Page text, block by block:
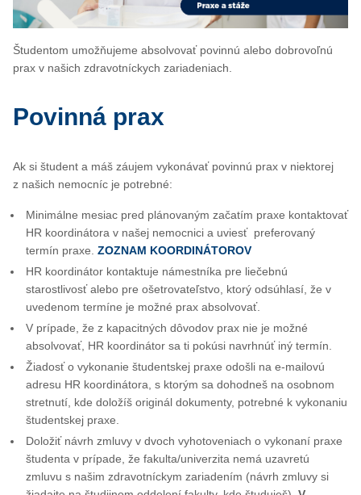
Študentom umožňujeme absolvovať povinnú alebo dobrovoľnú
prax v našich zdravotníckych zariadeniach.
Povinná prax
Ak si študent a máš záujem vykonávať povinnú prax v niektorej
z našich nemocníc je potrebné:
Minimálne mesiac pred plánovaným začatím praxe kontaktovať
HR koordinátora v našej nemocnici a uviesť preferovaný
termín praxe. ZOZNAM KOORDINÁTOROV
HR koordinátor kontaktuje námestníka pre liečebnú
starostlivosť alebo pre ošetrovateľstvo, ktorý odsúhlasí, že v
uvedenom termíne je možné prax absolvovať.
V prípade, že z kapacitných dôvodov prax nie je možné
absolvovať, HR koordinátor sa ti pokúsi navrhnúť iný termín.
Žiadosť o vykonanie študentskej praxe odošli na e-mailovú
adresu HR koordinátora, s ktorým sa dohodneš na osobnom
stretnutí, kde doložíš originál dokumenty, potrebné k vykonaniu
študentskej praxe.
Doložiť návrh zmluvy v dvoch vyhotoveniach o vykonaní praxe
študenta v prípade, že fakulta/univerzita nemá uzavretú
zmluvu s našim zdravotníckym zariadením (návrh zmluvy si